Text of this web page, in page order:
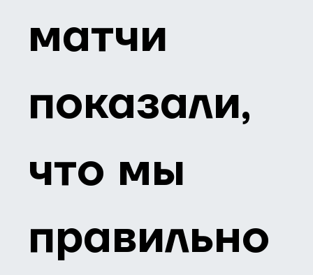
матчи
показали,
что мы
правильно